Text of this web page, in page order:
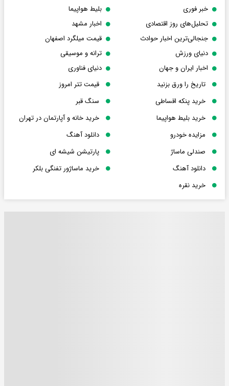
خبر فوری
بلیط هواپیما
تحلیل‌های روز اقتصادی
اخبار مشهد
جنجالی‌ترین اخبار حوادث
قیمت میلگرد اصفهان
دنیای ورزش
ترانه و موسیقی
اخبار ایران و جهان
دنیای فناوری
تاریخ را ورق بزنید
قیمت تتر امروز
خرید پنکه اقساطی
سنگ قبر
خرید بلیط هواپیما
خرید خانه و آپارتمان در تهران
مزایده خودرو
دانلود آهنگ
صندلی ماساژ
پارتیشن شیشه ای
دانلود آهنگ
خرید ماساژور تفنگی بلکر
خرید نقره